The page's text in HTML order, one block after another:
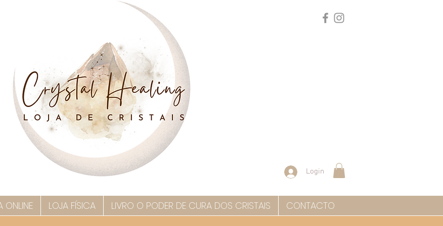
Login
ONLINE LOJA FÍSICA LIVRO O PODER DE CURA DOS CRISTAIS CONTACTO